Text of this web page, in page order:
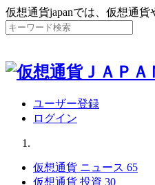
仮想通貨japanでは、仮想通
ユーザー登録
ログイン
仮想通貨 ニュース 65
仮想通貨 投資 30